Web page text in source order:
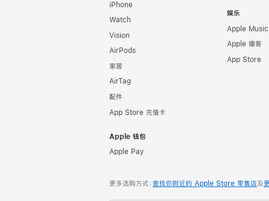
iPhone
Watch
Vision
AirPods
家居
AirTag
配件
App Store 充值卡
Apple 钱包
Apple Pay
娱乐
Apple Music
Apple 播客
App Store
更多选购方式：查找你附近的 Apple Store 零售店及